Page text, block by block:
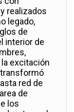
realizados
legado,
de
interior de
excitación
red de
de
los